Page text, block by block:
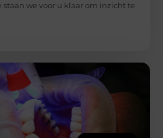
staan we voor u klaar om inzicht te